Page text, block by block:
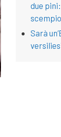
due
Sarà